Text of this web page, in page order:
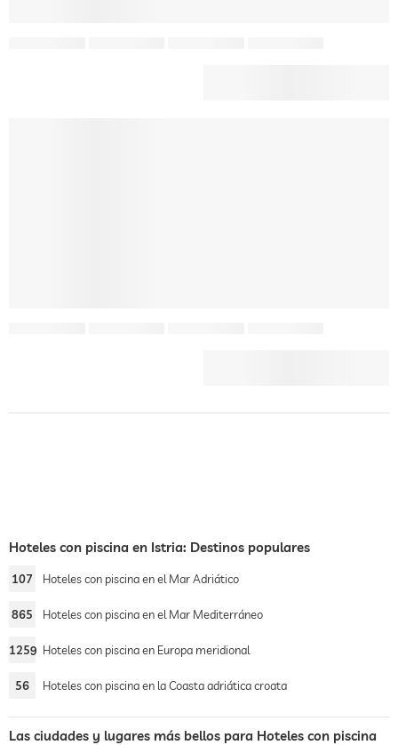
Hoteles con piscina en Istria: Destinos populares
107 Hoteles con piscina en el Mar Adriático
865 Hoteles con piscina en el Mar Mediterráneo
1259 Hoteles con piscina en Europa meridional
56 Hoteles con piscina en la Coasta adriática croata
Las ciudades y lugares más bellos para Hoteles con piscina